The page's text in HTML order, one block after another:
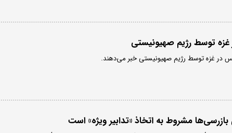
توسط رژیم صهیونیستی
در غزه توسط رژیم صهیونیستی خبر می‌دهند.
مشروط به اتخاذ «تدابیر ویژه» است